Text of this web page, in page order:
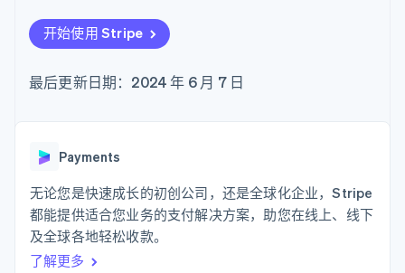
支付方式
Access to
125+
Boost
化
加速结账
Tax
销售税和增值
Recognition
Stripe Sigma
更多
Product roadmap
嵌入式金融
财务自动化
全球化企业
交易市场
按行业
AI 企业
实施预建结账流程
构建平台或交易市场
管理订阅
发行稳定币支持的支付卡
应用程序集成
代码示例
开发者博客
专业服务
公司
产品路线图
Stripe Press
开始使用 Stripe
最后更新日期：2024 年 6 月 7 日
Payments
无论您是快速成长的初创公司，还是全球化企业，Stripe
都能提供适合您业务的支付解决方案，助您在线上、线下
及全球各地轻松收款。
了解更多